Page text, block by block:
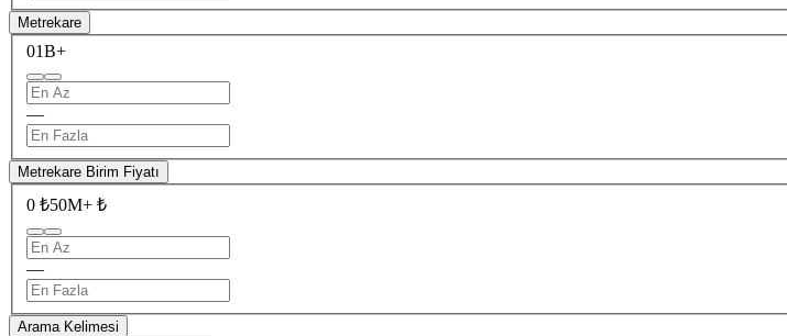
Metrekare
01B+
—
Metrekare Birim Fiyatı
0 ₺50M+ ₺
—
Arama Kelimesi